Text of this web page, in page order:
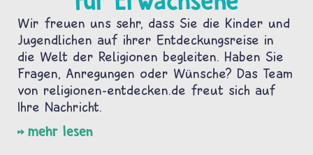
Wir freuen uns sehr, dass Sie die Kinder und
Jugendlichen auf ihrer Entdeckungsreise in
die Welt der Religionen begleiten. Haben Sie
Fragen, Anregungen oder Wünsche? Das Team
von religionen-entdecken.de freut sich auf
Ihre Nachricht.
mehr lesen